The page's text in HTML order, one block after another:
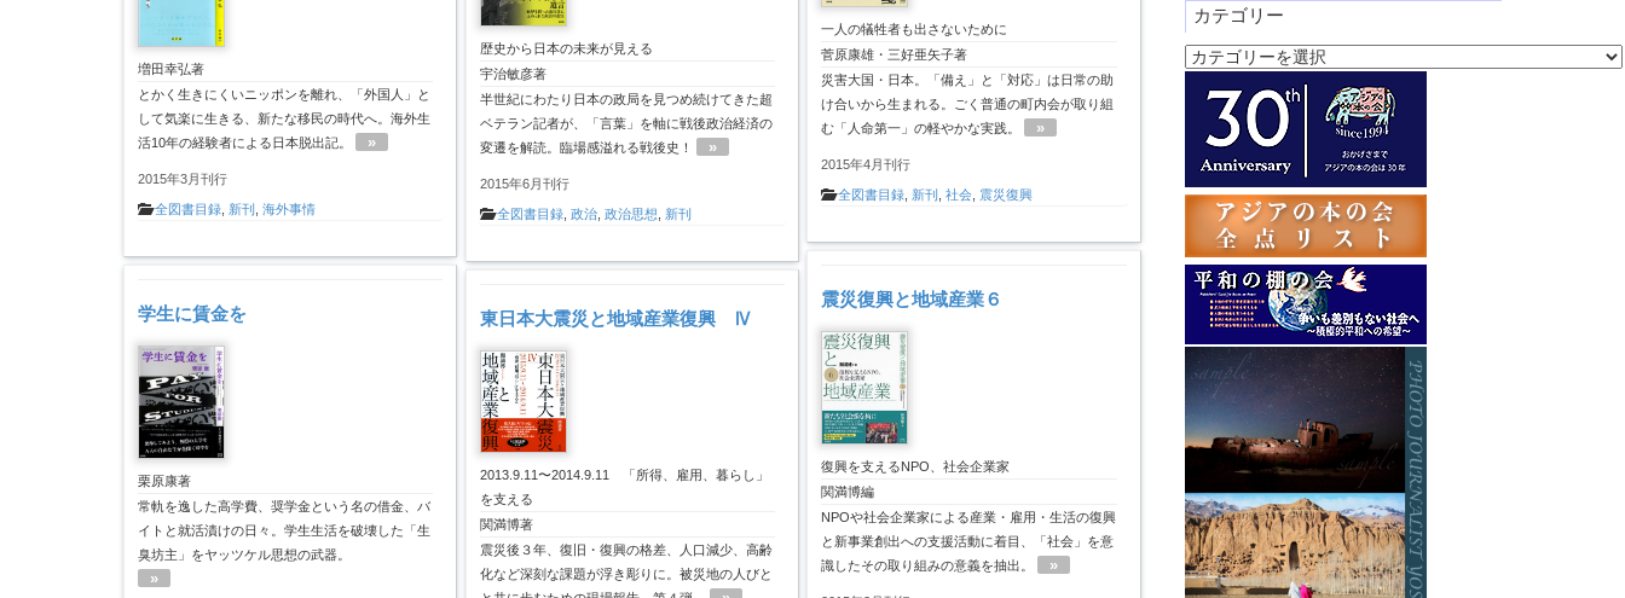
歴史から日本の未来が見える
宇治敏彦著
半世紀にわたり日本の政局を見つめ続けてきた超
ベテラン記者が、「言葉」を軸に戦後政治経済の
変遷を解読。臨場感溢れる戦後史！
»
2015年6月刊行
全図書目録, 政治, 政治思想, 新刊
一人の犠牲者も出さないために
菅原康雄・三好亜矢子著
災害大国・日本。「備え」と「対応」は日常の助
け合いから生まれる。ごく普通の町内会が取り組
む「人命第一」の軽やかな実践。
»
2015年4月刊行
全図書目録 新刊 ,社会 震災復興
増田幸弘著
とかく生きにくいニッポンを離れ、「外国人」と
して気楽に生きる、新たな移民の時代へ。海外生
活10年の経験者による日本脱出記。
»
2015年3月刊行
全図書目録 新刊 海外事情
震災復興と地域産業６
復興を支えるNPO、社会企業家
関満博編
NPOや社会企業家による産業・雇用・生活の復興
と新事業創出への支援活動に着目、「社会」を意
識したその取り組みの意義を抽出。
»
学生に賃金を
栗原康著
常軌を逸した高学費、奨学金という名の借金、バ
イトと就活漬けの日々。学生生活を破壊した「生
臭坊主」をヤッツケル思想の武器。
»
東日本大震災と地域産業復興 Ⅳ
2013.9.11〜2014.9.11 「所得、雇用、暮らし」
を支える
関満博著
震災後３年、復旧・復興の格差、人口減少、高齢
化など深刻な課題が浮き彫りに。被災地の人びと
カ
イ
ブ
カテゴリー
カ